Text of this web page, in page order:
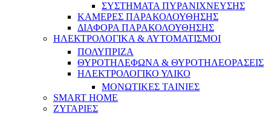
ΣΥΣΤΗΜΑΤΑ ΠΥΡΑΝΙΧΝΕΥΣΗΣ
ΚΑΜΕΡΕΣ ΠΑΡΑΚΟΛΟΥΘΗΣΗΣ
ΔΙΑΦΟΡΑ ΠΑΡΑΚΟΛΟΥΘΗΣΗΣ
ΗΛΕΚΤΡΟΛΟΓΙΚΑ & ΑΥΤΟΜΑΤΙΣΜΟΙ
ΠΟΛΥΠΡΙΖΑ
ΘΥΡΟΤΗΛΕΦΩΝΑ & ΘΥΡΟΤΗΛΕΟΡΑΣΕΙΣ
ΗΛΕΚΤΡΟΛΟΓΙΚΟ ΥΛΙΚΟ
ΜΟΝΩΤΙΚΕΣ ΤΑΙΝΙΕΣ
SMART HOME
ΖΥΓΑΡΙΕΣ